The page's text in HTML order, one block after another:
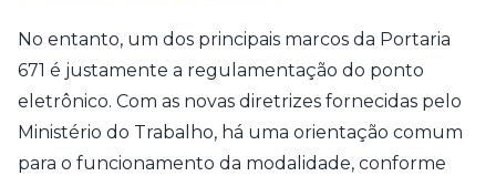
No entanto, um dos principais marcos da Portaria
671 é justamente a regulamentação do ponto
eletrônico. Com as novas diretrizes fornecidas pelo
Ministério do Trabalho, há uma orientação comum
para o funcionamento da modalidade, conforme